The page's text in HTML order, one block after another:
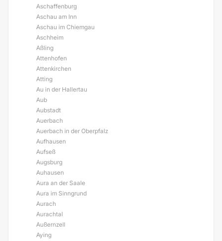
Aschaffenburg
Aschau am Inn
Aschau im Chiemgau
Aschheim
Aßling
Attenhofen
Attenkirchen
Atting
Au in der Hallertau
Aub
Aubstadt
Auerbach
Auerbach in der Oberpfalz
Aufhausen
Aufseß
Augsburg
Auhausen
Aura an der Saale
Aura im Sinngrund
Aurach
Aurachtal
Außernzell
Aying